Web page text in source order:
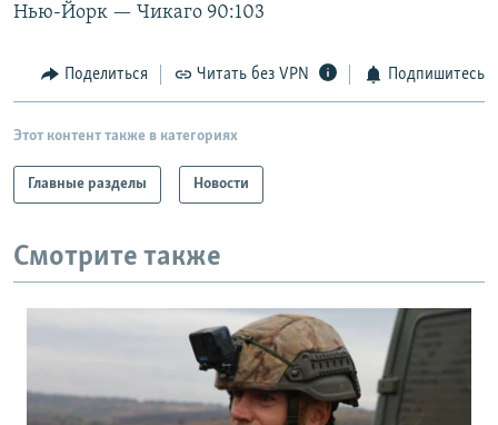
РАСПИСАНИЕ ВЕЩАНИЯ
ПОДПИШИТЕСЬ НА РАССЫЛКУ
Все сайты РСЕ/РС
Нью-Йорк — Чикаго 90:103
Поделиться Читать без VPN Подпишитесь
Этот контент также в категориях
Главные разделы Новости
Смотрите также